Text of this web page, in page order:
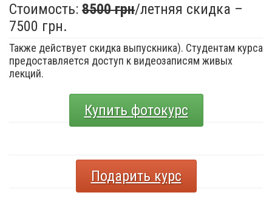
Стоимость: 8500 грн/летняя скидка –
7500 грн.
Также действует скидка выпускника). Студентам курса
предоставляется доступ к видеозаписям живых
лекций.
Купить фотокурс
Подарить курс